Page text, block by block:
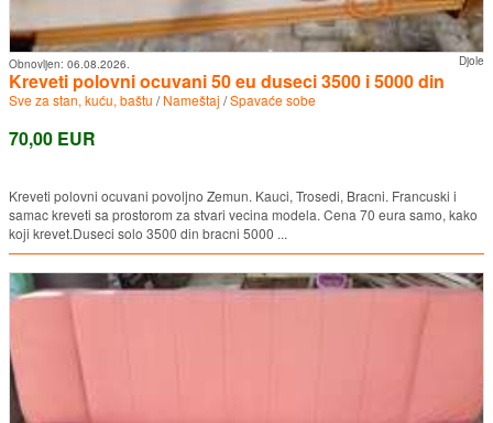
Djole
Obnovljen: 06.08.2026.
Kreveti polovni ocuvani 50 eu duseci 3500 i 5000 din
Sve za stan, kuću, baštu /Nameštaj /Spavaće sobe
70,00 EUR
Kreveti polovni ocuvani povoljno Zemun. Kauci, Trosedi, Bracni. Francuski i
samac kreveti sa prostorom za stvari vecina modela. Cena 70 eura samo, kako
koji krevet.Duseci solo 3500 din bracni 5000 ...